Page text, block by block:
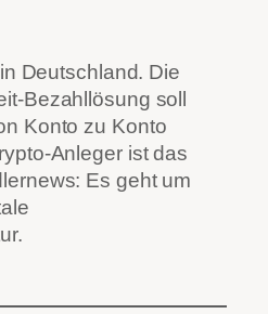
Deutschland. Die
Bezahllösung soll
Konto zu Konto
Anleger ist das
Es geht um